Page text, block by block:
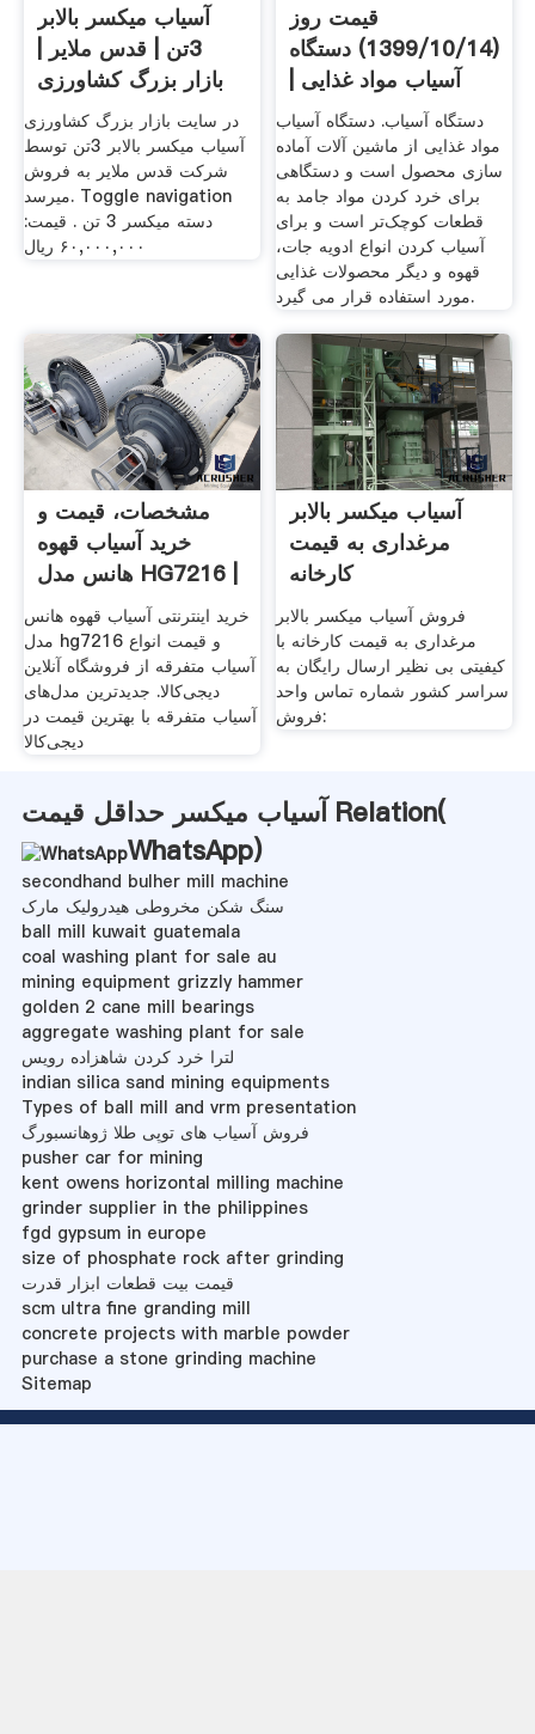
آسیاب میکسر بالابر
3تن | قدس ملایر |
بازار بزرگ کشاورزی
در سایت بازار بزرگ کشاورزی
آسیاب میکسر بالابر 3تن توسط
شرکت قدس ملایر به فروش
میرسد. Toggle navigation
دسته میکسر 3 تن . قیمت:
۶۰,۰۰۰,۰۰۰ ریال
قیمت روز
(1399/10/14) دستگاه
آسیاب مواد غذایی |
ویترین نت
دستگاه آسیاب. دستگاه آسیاب
مواد غذایی از ماشین آلات آماده
سازی محصول است و دستگاهی
برای خرد کردن مواد جامد به
قطعات کوچک‌تر است و برای
آسیاب کردن انواع ادویه جات،
قهوه و دیگر محصولات غذایی
مورد استفاده قرار می گیرد.
مشخصات، قیمت و
خرید آسیاب قهوه
هانس مدل HG7216 |
دیجی‌کالا
خرید اینترنتی آسیاب قهوه هانس
مدل hg7216 و قیمت انواع
آسیاب متفرقه از فروشگاه آنلاین
دیجی‌کالا. جدیدترین مدل‌های
آسیاب متفرقه با بهترین قیمت در
دیجی‌کالا
آسیاب میکسر بالابر
مرغداری به قیمت
کارخانه
فروش آسیاب میکسر بالابر
مرغداری به قیمت کارخانه با
کیفیتی بی نظیر ارسال رایگان به
سراسر کشور شماره تماس واحد
فروش:
آسیاب میکسر حداقل قیمت Relation(
WhatsApp)
secondhand bulher mill machine
سنگ شکن مخروطی هیدرولیک مارک
ball mill kuwait guatemala
coal washing plant for sale au
mining equipment grizzly hammer
golden 2 cane mill bearings
aggregate washing plant for sale
لترا خرد کردن شاهزاده رویس
indian silica sand mining equipments
Types of ball mill and vrm presentation
فروش آسیاب های توپی طلا ژوهانسبورگ
pusher car for mining
kent owens horizontal milling machine
grinder supplier in the philippines
fgd gypsum in europe
size of phosphate rock after grinding
قیمت بیت قطعات ابزار قدرت
scm ultra fine granding mill
concrete projects with marble powder
purchase a stone grinding machine
Sitemap